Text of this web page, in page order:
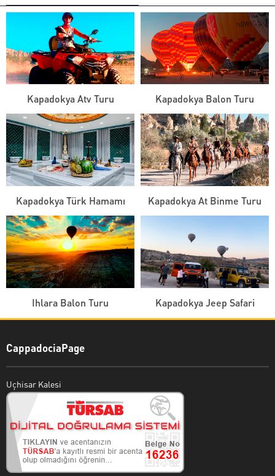
Kapadokya Atv Turu Kapadokya Balon Turu
Kapadokya Türk Hamamı Kapadokya At Binme Turu
Ihlara Balon Turu Kapadokya Jeep Safari
CappadociaPage
Uçhisar Kalesi